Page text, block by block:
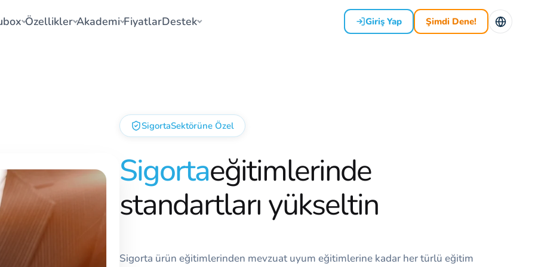
Özellikler Akademi FiyatlarDestek Giriş Yap Şimdi Dene!
SigortaSektörüne Özel
Sigortaeğitimlerinde
standartları yükseltin
Sigorta ürün eğitimlerinden mevzuat uyum eğitimlerine kadar her türlü eğitim